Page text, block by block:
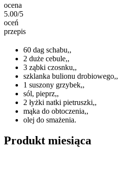
ocena
5.00/5
oceń
przepis
60 dag schabu,,
2 duże cebule,,
3 ząbki czosnku,,
szklanka bulionu drobiowego,,
1 suszony grzybek,,
sól, pieprz,,
2 łyżki natki pietruszki,,
mąka do obtoczenia,,
olej do smażenia.
Produkt miesiąca